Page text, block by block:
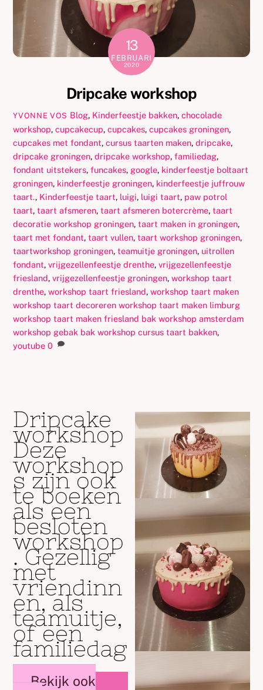
13
FEBRUARI
2020
Dripcake workshop
YVONNE VOS Blog, Kinderfeestje bakken, chocolade
workshop,cupcakecup,cupcakes,cupcakes groningen,
cupcakes met fondant,cursus taarten maken,dripcake,
dripcake groningen,dripcake workshop,familiedag,
fondant uitstekers,funcakes, google, kinderfeestje boltaart
groningen, kinderfeestje groningen, kinderfeestje juffrouw
taart., Kinderfeestje taart, luigi, luigi taart, paw potrol
taart,taart afsmeren,taart afsmeren botercrème,taart
decoratie workshop groningen,taart maken in groningen,
taart met fondant,taart vullen,taart workshop groningen,
taartworkshop groningen,teamuitje groningen, uitrollen
fondant,vrijgezellenfeestje drenthe,vrijgezellenfeestje
friesland,vrijgezellenfeestje groningen,workshop taart
drenthe,workshop taart friesland,workshop taart maken
workshop taart decoreren workshop taart maken limburg
workshop taart maken friesland bak workshop amsterdam
workshop gebak bak workshop cursus taart bakken,
youtube 0
Dripcake
workshop
Deze
workshop
s zijn ook
te boeken
als een
besloten
workshop
. Gezellig
met
vriendinn
en, als
teamuitje,
of een
familiedag
.
Bekijk ook